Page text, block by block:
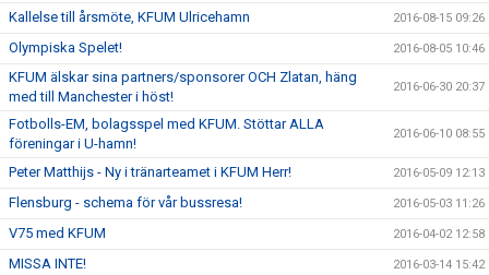
Kallelse till årsmöte, KFUM Ulricehamn 2016-08-15 09:26
Olympiska Spelet! 2016-08-05 10:46
KFUM älskar sina partners/sponsorer OCH Zlatan, häng
med till Manchester i höst!
2016-06-30 20:37
Fotbolls-EM, bolagsspel med KFUM. Stöttar ALLA
föreningar i U-hamn!
2016-06-10 08:55
Peter Matthijs - Ny i tränarteamet i KFUM Herr! 2016-05-09 12:13
Flensburg - schema för vår bussresa! 2016-05-03 11:26
V75 med KFUM 2016-04-02 12:58
MISSA INTE! 2016-03-14 15:42